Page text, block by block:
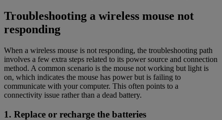
Troubleshooting a wireless mouse not
responding
When a wireless mouse is not responding, the troubleshooting path
involves a few extra steps related to its power source and connection
method. A common scenario is the mouse not working but light is
on, which indicates the mouse has power but is failing to
communicate with your computer. This often points to a
connectivity issue rather than a dead battery.
1. Replace or recharge the batteries